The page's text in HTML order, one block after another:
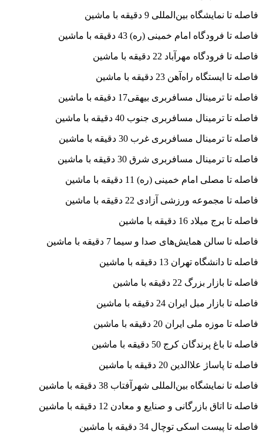
فاصله تا نمایشگاه بین‌المللی 9 دقیقه با ماشین
فاصله تا فرودگاه امام خمینی (ره) 43 دقیقه با ماشین
فاصله تا فرودگاه مهر‌آباد 22 دقیقه با ماشین
فاصله تا ایستگاه راه‌آهن 23 دقیقه با ماشین
فاصله تا ترمینال مسافربری بیهقی17 دقیقه با ماشین
فاصله تا ترمینال مسافربری جنوب 40 دقیقه با ماشین
فاصله تا ترمینال مسافربری غرب 30 دقیقه با ماشین
فاصله تا ترمینال مسافربری شرق 30 دقیقه با ماشین
فاصله تا مصلی امام خمینی (ره) 11 دقیقه با ماشین
فاصله تا مجموعه ورزشی آزادی 22 دقیقه با ماشین
فاصله تا برج میلاد 16 دقیقه با ماشین
فاصله تا سالن همایش‌های صدا و سیما 7 دقیقه با ماشین
فاصله تا دانشگاه تهران 13 دقیقه با ماشین
فاصله تا بازار بزرگ 22 دقیقه با ماشین
فاصله تا بازار مبل ایران 24 دقیقه با ماشین
فاصله تا موزه ملی ایران 20 دقیقه با ماشین
فاصله تا باغ پرندگان کرج 50 دقیقه با ماشین
فاصله تا پاساژ علاالدین 20 دقیقه با ماشین
فاصله تا نمایشگاه بین‌المللی شهرآفتاب 38 دقیقه با ماشین
فاصله تا اتاق بازرگانی و صنایع و معادن 12 دقیقه با ماشین
فاصله تا پیست اسکی توچال 34 دقیقه با ماشین